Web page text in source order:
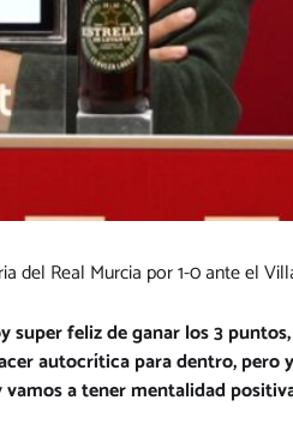
Real Murcia por 1-0 ante el
super feliz de ganar los 3
autocrítica para dentro, pero
a tener mentalidad